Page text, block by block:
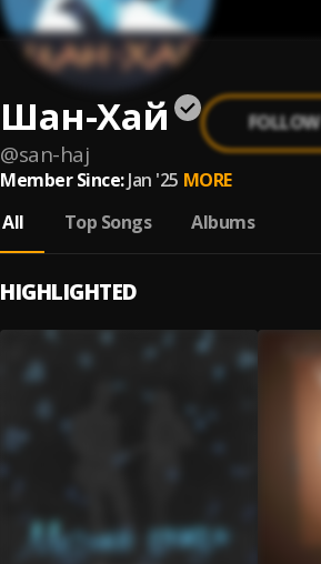
Шан-Хай
@san-haj
FOLLOW
Member Since: Jan '25 MORE
All
Top Songs Albums
HIGHLIGHTED